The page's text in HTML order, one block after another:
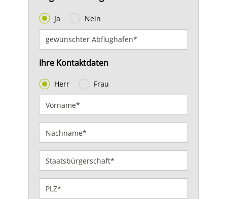
Ja Nein
Ihre Kontaktdaten
Herr Frau